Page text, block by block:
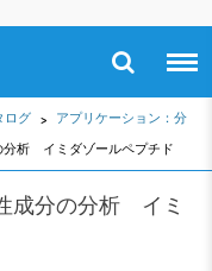
ログ
アプリケーション：分
分析 イミダゾールペプチド
成分の分析 イミ